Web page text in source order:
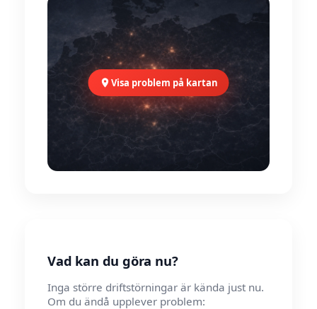
Visa problem på kartan
Vad kan du göra nu?
Inga större driftstörningar är kända just nu.
Om du ändå upplever problem: